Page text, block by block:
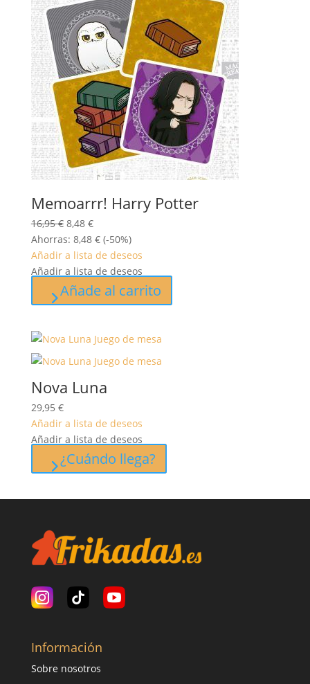
Memoarrr! Harry Potter
16,95€ El
precio
original
era:
16,95 €.
8,48 €El
precio
actual
es:
8,48 €.
Ahorras: 8,48 € (-50%)
Añadir a lista de deseos
Añadir a lista de deseos
Añade al carrito
Nova Luna
29,95 €
Añadir a lista de deseos
Añadir a lista de deseos
¿Cuándo llega?
Información
Sobre nosotros